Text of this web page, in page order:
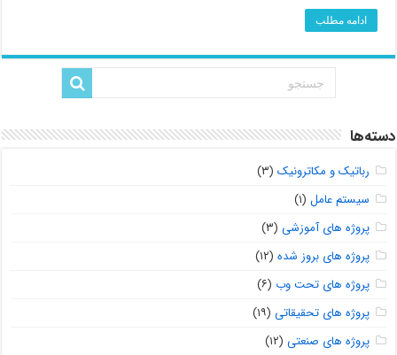
ادامه مطلب
دسته‌ها
رباتیک و مکاترونیک (۳)
سیستم عامل (۱)
پروژه های آموزشی (۳)
پروژه های بروز شده (۱۲)
پروژه های تحت وب (۶)
پروژه های تحقیقاتی (۱۹)
پروژه های صنعتی (۱۲)